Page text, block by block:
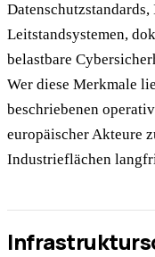
Leitstandsystemen,
belastbare
Wer diese Merkmale
beschriebenen
europäischer Akteure
Industrieflächen